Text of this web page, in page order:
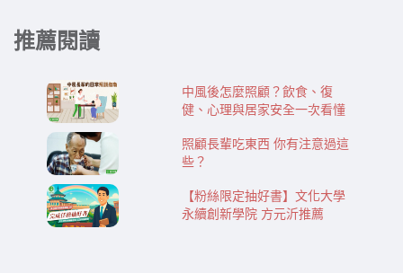
推薦閱讀
中風後怎麼照顧？飲食、復
健、心理與居家安全一次看懂
照顧長輩吃東西 你有注意過這
些？
【粉絲限定抽好書】文化大學
永續創新學院 方元沂推薦